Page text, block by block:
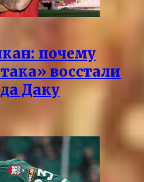
почему
восстали
Даку